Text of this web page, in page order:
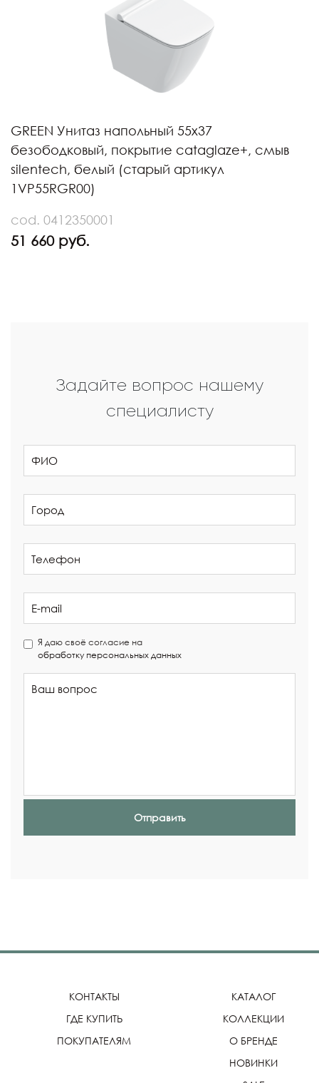
GREEN Унитаз напольный 55х37
безободковый, покрытие cataglaze+, смыв
silentech, белый (старый артикул
1VP55RGR00)
cod. 0412350001
51 660 руб.
Задайте вопрос нашему
специалисту
Я даю своё согласие на
обработку персональных данных
Отправить
КОНТАКТЫ
ГДЕ КУПИТЬ
ПОКУПАТЕЛЯМ
КАТАЛОГ
КОЛЛЕКЦИИ
О БРЕНДЕ
НОВИНКИ